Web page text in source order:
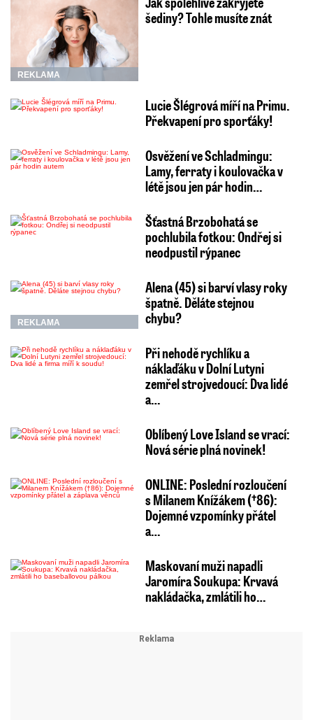
REKLAMA
šediny? Tohle musíte znát
Lucie Šlégrová míří na Primu.
Překvapení pro sporťáky!
Osvěžení ve Schladmingu:
Lamy, ferraty i koulovačka v
létě jsou jen pár hodin…
Šťastná Brzobohatá se
pochlubila fotkou: Ondřej si
neodpustil rýpanec
REKLAMA
Alena (45) si barví vlasy roky
špatně. Děláte stejnou
chybu?
Při nehodě rychlíku a
náklaďáku v Dolní Lutyni
zemřel strojvedoucí: Dva lidé
a…
Oblíbený Love Island se vrací:
Nová série plná novinek!
ONLINE: Poslední rozloučení
s Milanem Knížákem (†86):
Dojemné vzpomínky přátel
a…
Maskovaní muži napadli
Jaromíra Soukupa: Krvavá
nakládačka, zmlátili ho…